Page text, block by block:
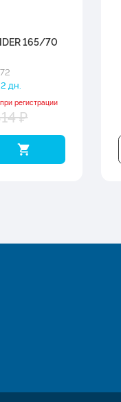
165/70
дн.
регистрации
₽